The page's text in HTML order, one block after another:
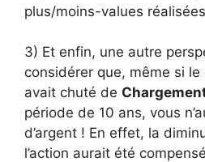
plus/moins-values
3) Et enfin, une autre
considérer que, même si le
avait chuté de
période de 10 ans, vous
d’argent ! En effet, la
l’action aurait été